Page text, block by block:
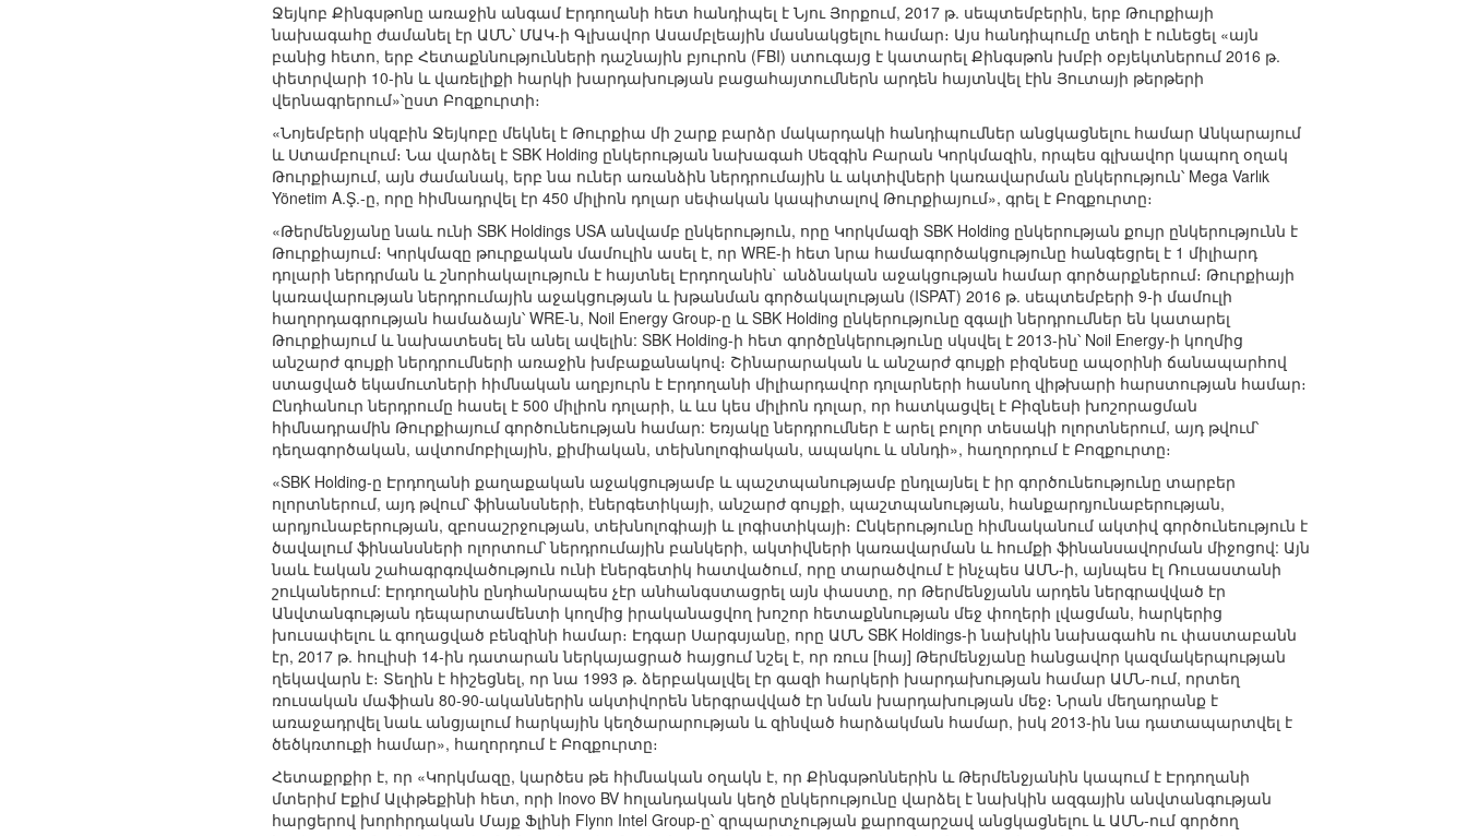
Ջեյկոբ Քինգսթոնը առաջին անգամ Էրդողանի հետ հանդիպել է Նյու Յորքում, 2017 թ. սեպտեմբերին, երբ Թուրքիայի
նախագահը ժամանել էր ԱՄՆ՝ ՄԱԿ-ի Գլխավոր Ասամբլեային մասնակցելու համար։ Այս հանդիպումը տեղի է ունեցել «այն
բանից հետո, երբ Հետաքննությունների դաշնային բյուրոն (FBI) ստուգայց է կատարել Քինգսթոն խմբի օբյեկտներում 2016 թ.
փետրվարի 10-ին և վառելիքի հարկի խարդախության բացահայտումներն արդեն հայտնվել էին Յուտայի թերթերի
վերնագրերում»՝ըստ Բոզքուրտի։
«Նոյեմբերի սկզբին Ջեյկոբը մեկնել է Թուրքիա մի շարք բարձր մակարդակի հանդիպումներ անցկացնելու համար Անկարայում
և Ստամբուլում։ Նա վարձել է SBK Holding ընկերության նախագահ Սեզգին Բարան Կորկմազին, որպես գլխավոր կապող օղակ
Թուրքիայում, այն ժամանակ, երբ նա ուներ առանձին ներդրումային և ակտիվների կառավարման ընկերություն՝ Mega Varlık
Yönetim A.Ş.-ը, որը հիմնադրվել էր 450 միլիոն դոլար սեփական կապիտալով Թուրքիայում», գրել է Բոզքուրտը։
«Թերմենջյանը նաև ունի SBK Holdings USA անվամբ ընկերություն, որը Կորկմազի SBK Holding ընկերության քույր ընկերությունն է
Թուրքիայում։ Կորկմազը թուրքական մամուլին ասել է, որ WRE-ի հետ նրա համագործակցությունը հանգեցրել է 1 միլիարդ
դոլարի ներդրման և շնորհակալություն է հայտնել Էրդողանին` անձնական աջակցության համար գործարքներում։ Թուրքիայի
կառավարության ներդրումային աջակցության և խթանման գործակալության (ISPAT) 2016 թ. սեպտեմբերի 9-ի մամուլի
հաղորդագրության համաձայն՝ WRE-ն, Noil Energy Group-ը և SBK Holding ընկերությունը զգալի ներդրումներ են կատարել
Թուրքիայում և նախատեսել են անել ավելին: SBK Holding-ի հետ գործընկերությունը սկսվել է 2013-ին՝ Noil Energy-ի կողմից
անշարժ գույքի ներդրումների առաջին խմբաքանակով։ Շինարարական և անշարժ գույքի բիզնեսը ապօրինի ճանապարհով
ստացված եկամուտների հիմնական աղբյուրն է Էրդողանի միլիարդավոր դոլարների հասնող վիթխարի հարստության համար։
Ընդհանուր ներդրումը հասել է 500 միլիոն դոլարի, և ևս կես միլիոն դոլար, որ հատկացվել է Բիզնեսի խոշորացման
հիմնադրամին Թուրքիայում գործունեության համար: Եռյակը ներդրումներ է արել բոլոր տեսակի ոլորտներում, այդ թվում՝
դեղագործական, ավտոմոբիլային, քիմիական, տեխնոլոգիական, ապակու և սննդի», հաղորդում է Բոզքուրտը։
«SBK Holding-ը Էրդողանի քաղաքական աջակցությամբ և պաշտպանությամբ ընդլայնել է իր գործունեությունը տարբեր
ոլորտներում, այդ թվում՝ ֆինանսների, էներգետիկայի, անշարժ գույքի, պաշտպանության, հանքարդյունաբերության,
արդյունաբերության, զբոսաշրջության, տեխնոլոգիայի և լոգիստիկայի։ Ընկերությունը հիմնականում ակտիվ գործունեություն է
ծավալում ֆինանսների ոլորտում՝ ներդրումային բանկերի, ակտիվների կառավարման և հումքի ֆինանսավորման միջոցով: Այն
նաև էական շահագրգռվածություն ունի էներգետիկ հատվածում, որը տարածվում է ինչպես ԱՄՆ-ի, այնպես էլ Ռուսաստանի
շուկաներում: Էրդողանին ընդհանրապես չէր անհանգստացրել այն փաստը, որ Թերմենջյանն արդեն ներգրավված էր
Անվտանգության դեպարտամենտի կողմից իրականացվող խոշոր հետաքննության մեջ փողերի լվացման, հարկերից
խուսափելու և գողացված բենզինի համար։ Էդգար Սարգսյանը, որը ԱՄՆ SBK Holdings-ի նախկին նախագահն ու փաստաբանն
էր, 2017 թ. հուլիսի 14-ին դատարան ներկայացրած հայցում նշել է, որ ռուս [հայ] Թերմենջյանը հանցավոր կազմակերպության
ղեկավարն է։ Տեղին է հիշեցնել, որ նա 1993 թ. ձերբակալվել էր գազի հարկերի խարդախության համար ԱՄՆ-ում, որտեղ
ռուսական մաֆիան 80-90-ականներին ակտիվորեն ներգրավված էր նման խարդախության մեջ։ Նրան մեղադրանք է
առաջադրվել նաև անցյալում հարկային կեղծարարության և զինված հարձակման համար, իսկ 2013-ին նա դատապարտվել է
ծեծկռտուքի համար», հաղորդում է Բոզքուրտը։
Հետաքրքիր է, որ «Կորկմազը, կարծես թե հիմնական օղակն է, որ Քինգսթոններին և Թերմենջյանին կապում է Էրդողանի
մտերիմ Էքիմ Ալփթեքինի հետ, որի Inovo BV հոլանդական կեղծ ընկերությունը վարձել է նախկին ազգային անվտանգության
հարցերով խորհրդական Մայք Ֆլինի Flynn Intel Group-ը՝ զրպարտչության քարոզարշավ անցկացնելու և ԱՄՆ-ում գործող